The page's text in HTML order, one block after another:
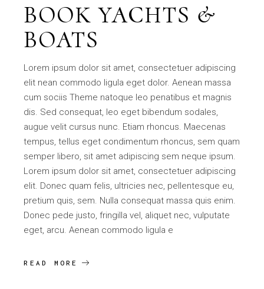
BOOK YACHTS &
BOATS
Lorem ipsum dolor sit amet, consectetuer adipiscing
elit nean commodo ligula eget dolor. Aenean massa
cum sociis Theme natoque leo penatibus et magnis
dis. Sed consequat, leo eget bibendum sodales,
augue velit cursus nunc. Etiam rhoncus. Maecenas
tempus, tellus eget condimentum rhoncus, sem quam
semper libero, sit amet adipiscing sem neque ipsum.
Lorem ipsum dolor sit amet, consectetuer adipiscing
elit. Donec quam felis, ultricies nec, pellentesque eu,
pretium quis, sem. Nulla consequat massa quis enim.
Donec pede justo, fringilla vel, aliquet nec, vulputate
eget, arcu. Aenean commodo ligula e
READ MORE